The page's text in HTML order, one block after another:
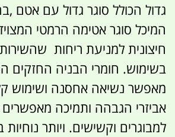
גדול הכולל סוגר גדול עם אטם
המיכל סוגר אטימה הרמטי
חיצונית למניעת ריחות
בשימוש. חומרי הבניה החזקים
מאפשר נשיאה אחסנה ושימוש
אביזרי הגבהה ותמיכה
למבוגרים וקשישים. ויותר